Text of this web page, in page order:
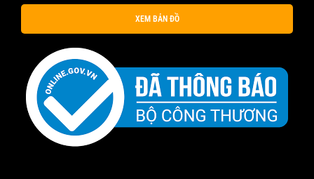
XEM BẢN ĐỒ